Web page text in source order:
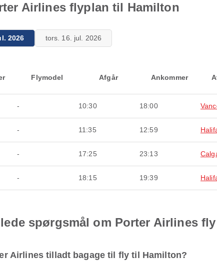
Airlines flyplan til Hamilton
2026 tors. 16. jul. 2026
Flymodel Afgår Ankommer
- 10:30 18:00
- 11:35 12:59
- 17:25 23:13
- 18:15 19:39
spørgsmål om Porter Airlines
Airlines tilladt bagage til fly til Hamilton?